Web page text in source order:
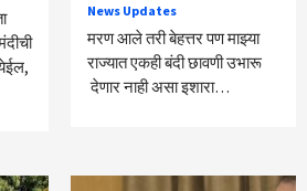
News Updates
मरण आले तरी बेहत्तर पण माझ्या
राज्यात एकही बंदी छावणी उभारू
देणार नाही असा इशारा…